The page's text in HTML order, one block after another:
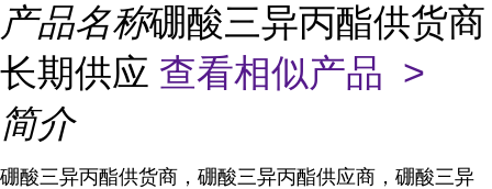
产品名称硼酸三异丙酯供货商
长期供应 查看相似产品 >
简介
硼酸三异丙酯供货商，硼酸三异丙酯供应商，硼酸三异